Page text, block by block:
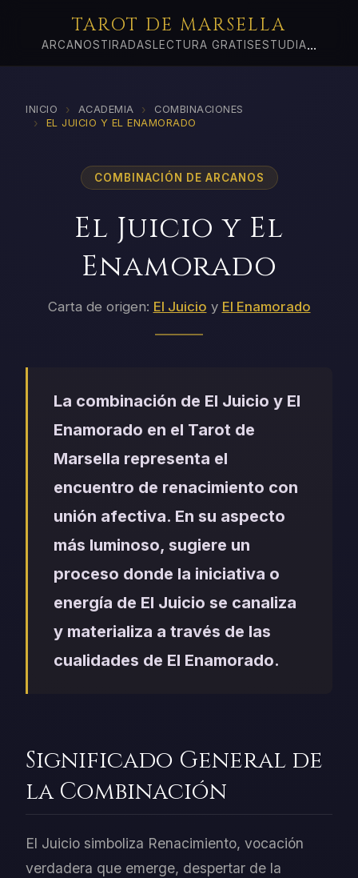
TAROT DE MARSELLA
ARCANOSTIRADAS LECTURA GRATIS ESTUDIA...
INICIO › ACADEMIA › COMBINACIONES
› EL JUICIO Y EL ENAMORADO
COMBINACIÓN DE ARCANOS
El Juicio y El
Enamorado
Carta de origen: El Juicio y El Enamorado
La combinación de El Juicio y El
Enamorado en el Tarot de
Marsella representa el
encuentro de renacimiento con
unión afectiva. En su aspecto
más luminoso, sugiere un
proceso donde la iniciativa o
energía de El Juicio se canaliza
y materializa a través de las
cualidades de El Enamorado.
Significado General de
la Combinación
El Juicio simboliza Renacimiento, vocación
verdadera que emerge, despertar de la